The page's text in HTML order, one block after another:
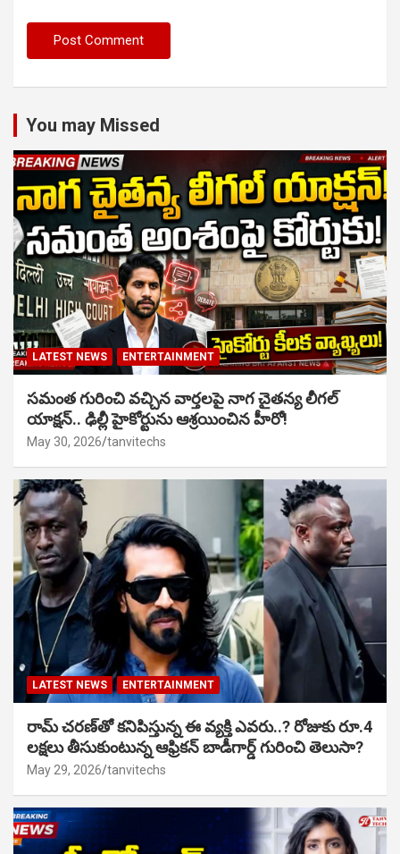
You may Missed
LATEST NEWS ENTERTAINMENT
సమంత గురించి వచ్చిన వార్తలపై నాగ చైతన్య లీగల్
యాక్షన్.. ఢిల్లీ హైకోర్టును ఆశ్రయించిన హీరో!
May 30, 2026 tanvitechs
LATEST NEWS ENTERTAINMENT
రామ్ చరణ్‌తో కనిపిస్తున్న ఈ వ్యక్తి ఎవరు..? రోజుకు రూ.4
లక్షలు తీసుకుంటున్న ఆఫ్రికన్ బాడీగార్డ్ గురించి తెలుసా?
May 29, 2026 tanvitechs